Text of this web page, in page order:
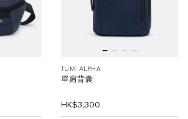
TUMI ALPHA
單肩背囊
HK$3,300